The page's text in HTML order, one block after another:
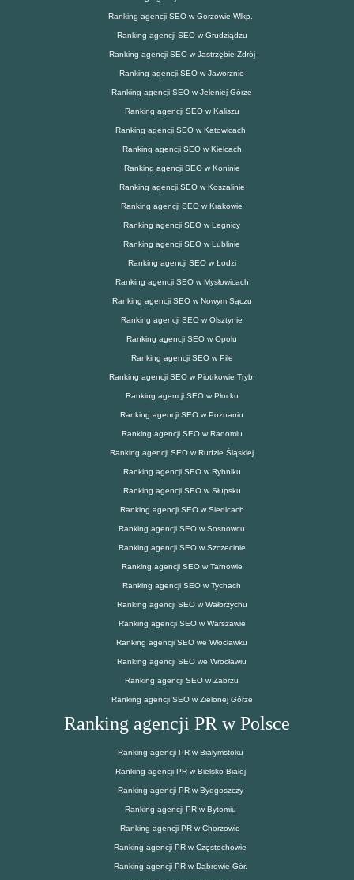
Ranking agencji SEO w Gorzowie Wlkp.
Ranking agencji SEO w Grudziądzu
Ranking agencji SEO w Jastrzębie Zdrój
Ranking agencji SEO w Jaworznie
Ranking agencji SEO w Jeleniej Górze
Ranking agencji SEO w Kaliszu
Ranking agencji SEO w Katowicach
Ranking agencji SEO w Kielcach
Ranking agencji SEO w Koninie
Ranking agencji SEO w Koszalinie
Ranking agencji SEO w Krakowie
Ranking agencji SEO w Legnicy
Ranking agencji SEO w Lublinie
Ranking agencji SEO w Łodzi
Ranking agencji SEO w Mysłowicach
Ranking agencji SEO w Nowym Sączu
Ranking agencji SEO w Olsztynie
Ranking agencji SEO w Opolu
Ranking agencji SEO w Pile
Ranking agencji SEO w Piotrkowie Tryb.
Ranking agencji SEO w Płocku
Ranking agencji SEO w Poznaniu
Ranking agencji SEO w Radomiu
Ranking agencji SEO w Rudzie Śląskiej
Ranking agencji SEO w Rybniku
Ranking agencji SEO w Słupsku
Ranking agencji SEO w Siedlcach
Ranking agencji SEO w Sosnowcu
Ranking agencji SEO w Szczecinie
Ranking agencji SEO w Tarnowie
Ranking agencji SEO w Tychach
Ranking agencji SEO w Wałbrzychu
Ranking agencji SEO w Warszawie
Ranking agencji SEO we Włocławku
Ranking agencji SEO we Wrocławiu
Ranking agencji SEO w Zabrzu
Ranking agencji SEO w Zielonej Górze
Ranking agencji PR w Polsce
Ranking agencji PR w Białymstoku
Ranking agencji PR w Bielsko-Białej
Ranking agencji PR w Bydgoszczy
Ranking agencji PR w Bytomiu
Ranking agencji PR w Chorzowie
Ranking agencji PR w Częstochowie
Ranking agencji PR w Dąbrowie Gór.